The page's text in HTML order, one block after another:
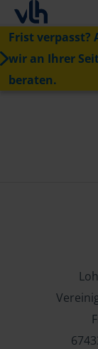
Frist verpasst?
wir an Ihrer
beraten.